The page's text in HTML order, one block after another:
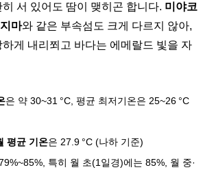
서 있어도 땀이 맺히곤 합니다. 미야코
마와 같은 부속섬도 크게 다르지 않아,
게 내리쬐고 바다는 에메랄드 빛을 자
은 약30~31 °C, 평균 최저기온은 25~26 °C
평균 기온은27.9 °C (나하 기준)
, 특히 월 초(1일경)에는 85%, 월 중·